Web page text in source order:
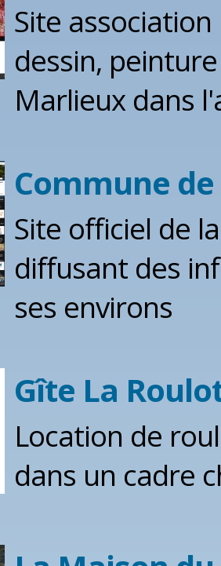
Site
dessin,
Marlieux dans
Commune
Site officiel de
diffusant des
ses environs
Gîte La
Location de
dans un cadre